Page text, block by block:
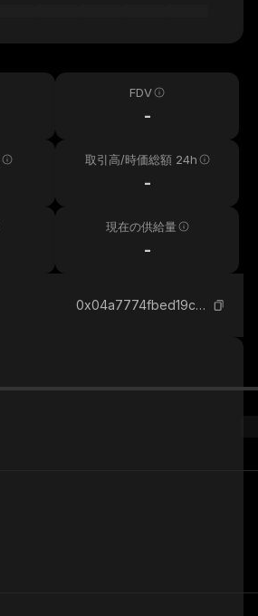
FDV
-
取引高/時価総額 24h
-
現在の供給量
-
0x04a7774fbed19c2bad869bc8ba43404200baf934_binance_smart